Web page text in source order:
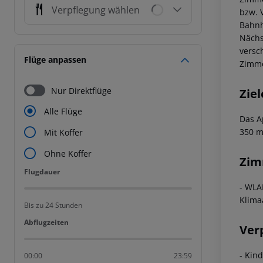
Verpflegung wählen
Flüge anpassen
Nur Direktflüge
Alle Flüge
Mit Koffer
Ohne Koffer
Flugdauer
Flugdauer
Bis zu 24 Stunden
Abflugzeiten
Abflugzeiten
00:00 23:59
bzw.
Das
350
-
-